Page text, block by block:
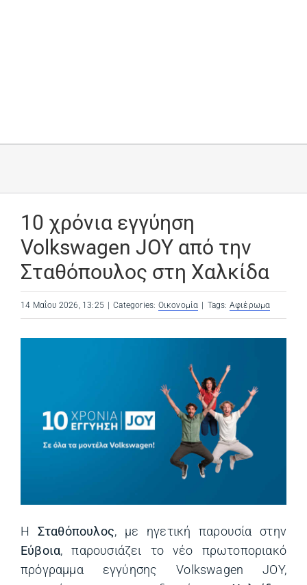
10 χρόνια εγγύηση
Volkswagen JOY από την
Σταθόπουλος στη Χαλκίδα
14 Μαΐου 2026, 13:25 Categories: Οικονομία Tags: Αφιέρωμα
Η Σταθόπουλος, με ηγετική παρουσία στην
Εύβοια, παρουσιάζει το νέο πρωτοποριακό
πρόγραμμα εγγύησης Volkswagen JOY,